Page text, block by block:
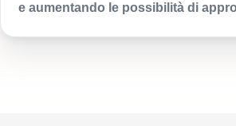
e aumentando le possibilità di